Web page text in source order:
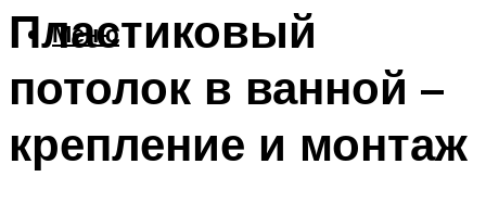
Меню
Пластиковый
потолок в ванной –
крепление и монтаж